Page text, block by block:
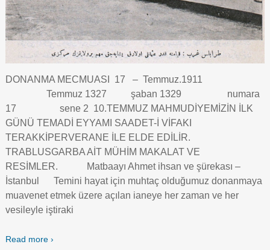
DONANMA MECMUASI 17 – Temmuz.1911
Temmuz 1327 şaban 1329 numara
17 sene 2 10.TEMMUZ MAHMUDİYEMİZİN İLK
GÜNÜ TEMADİ EYYAMI SAADET-İ VİFAKI
TERAKKİPERVERANE İLE ELDE EDİLİR.
TRABLUSGARBA AİT MÜHİM MAKALAT VE
RESİMLER. Matbaayı Ahmet ihsan ve şürekası –
İstanbul Temini hayat için muhtaç olduğumuz donanmaya
muavenet etmek üzere açılan ianeye her zaman ve her
vesileyle iştiraki
Read more ›